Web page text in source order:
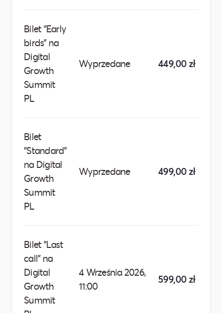
Bilet "Early
birds" na
Digital
Growth
Summit
PL
Wyprzedane 449,00 zł
Bilet
"Standard"
na Digital
Growth
Summit
PL
Wyprzedane 499,00 zł
Bilet "Last
call" na
Digital
Growth
Summit
4 Września 2026,
11:00
599,00 zł